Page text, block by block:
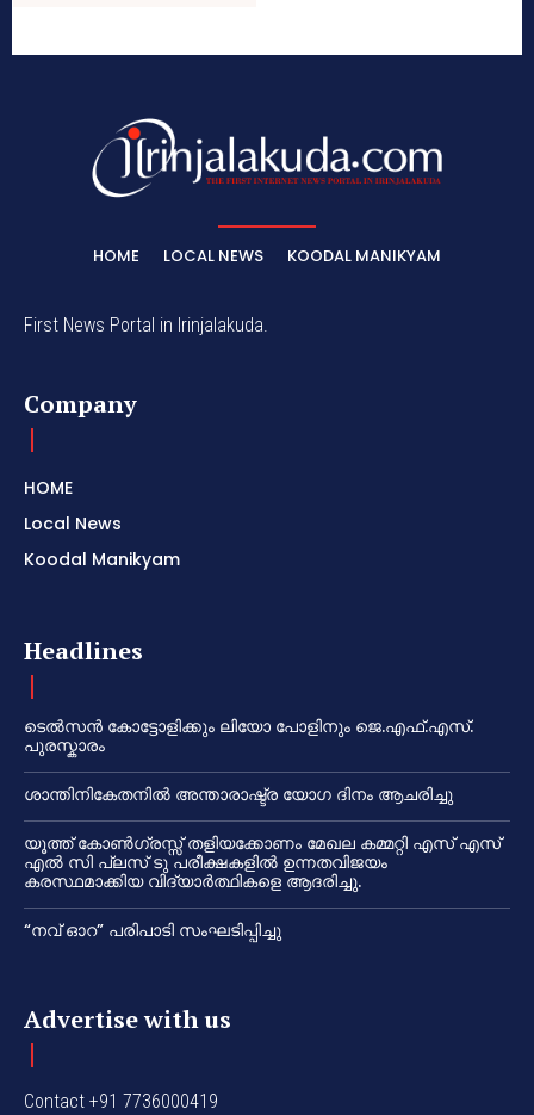
HOME LOCAL NEWS KOODAL MANIKYAM
First News Portal in Irinjalakuda.
Company
HOME
Local News
Koodal Manikyam
Headlines
ടെൽസൻ കോട്ടോളിക്കും ലിയോ പോളിനും ജെ.എഫ്.എസ്.
പുരസ്കാരം
ശാന്തിനികേതനിൽ അന്താരാഷ്ട്ര യോഗ ദിനം ആചരിച്ചു
യൂത്ത് കോൺഗ്രസ്സ് തളിയക്കോണം മേഖല കമ്മറ്റി എസ് എസ്
എൽ സി പ്ലസ് ടു പരീക്ഷകളിൽ ഉന്നതവിജയം
കരസ്ഥമാക്കിയ വിദ്യാർത്ഥികളെ ആദരിച്ചു.
“നവ് ഓറ” പരിപാടി സംഘടിപ്പിച്ചു
Advertise with us
Contact +91 7736000419